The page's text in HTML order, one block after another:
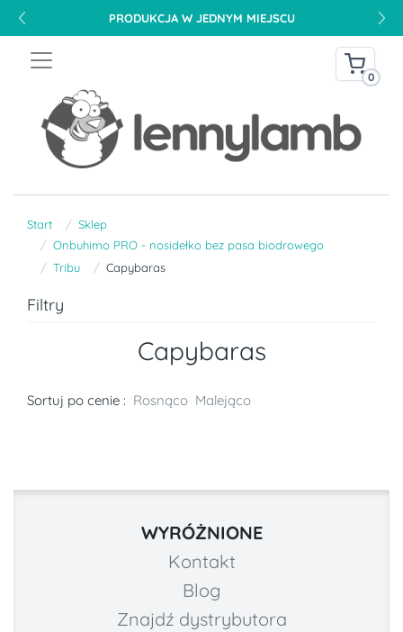
PRODUKCJA W JEDNYM MIEJSCU
0
Start
Sklep
Onbuhimo PRO - nosidełko bez pasa biodrowego
Tribu
Capybaras
Filtry
Capybaras
Sortuj po cenie : Rosnąco Malejąco
WYRÓŻNIONE
Kontakt
Blog
Znajdź dystrybutora